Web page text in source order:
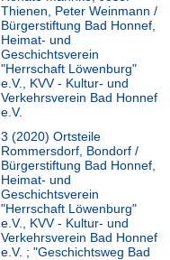
Thienen, Peter Weinmann /
Bürgerstiftung Bad Honnef,
Heimat- und
Geschichtsverein
"Herrschaft Löwenburg"
e.V., KVV - Kultur- und
Verkehrsverein Bad Honnef
e.V.
3 (2020) Ortsteile
Rommersdorf, Bondorf /
Bürgerstiftung Bad Honnef,
Heimat- und
Geschichtsverein
"Herrschaft Löwenburg"
e.V., KVV - Kultur- und
Verkehrsverein Bad Honnef
e.V. ; "Geschichtsweg Bad